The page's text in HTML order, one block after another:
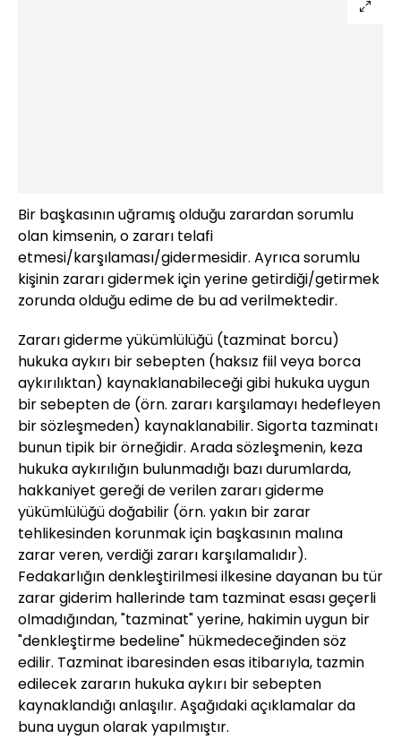
Bir başkasının uğramış olduğu zarardan sorumlu
olan kimsenin, o zararı telafi
etmesi/karşılaması/gidermesidir. Ayrıca sorumlu
kişinin zararı gidermek için yerine getirdiği/getirmek
zorunda olduğu edime de bu ad verilmektedir.
Zararı giderme yükümlülüğü (tazminat borcu)
hukuka aykırı bir sebepten (haksız fiil veya borca
aykırılıktan) kaynaklanabileceği gibi hukuka uygun
bir sebepten de (örn. zararı karşılamayı hedefleyen
bir sözleşmeden) kaynaklanabilir. Sigorta tazminatı
bunun tipik bir örneğidir. Arada sözleşmenin, keza
hukuka aykırılığın bulunmadığı bazı durumlarda,
hakkaniyet gereği de verilen zararı giderme
yükümlülüğü doğabilir (örn. yakın bir zarar
tehlikesinden korunmak için başkasının malına
zarar veren, verdiği zararı karşılamalıdır).
Fedakarlığın denkleştirilmesi ilkesine dayanan bu tür
zarar giderim hallerinde tam tazminat esası geçerli
olmadığından, "tazminat" yerine, hakimin uygun bir
"denkleştirme bedeline" hükmedeceğinden söz
edilir. Tazminat ibaresinden esas itibarıyla, tazmin
edilecek zararın hukuka aykırı bir sebepten
kaynaklandığı anlaşılır. Aşağıdaki açıklamalar da
buna uygun olarak yapılmıştır.